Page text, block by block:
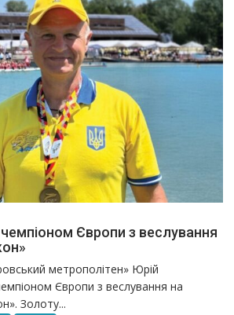
Європи з веслування
метрополітен» Юрій
Європи з веслування на
Золоту...